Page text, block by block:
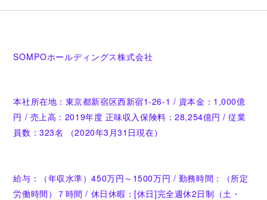
SOMPOホールディングス株式会社
本社所在地：東京都新宿区西新宿1-26-1 / 資本金：1,000億
円 / 売上高：2019年度 正味収入保険料：28,254億円 / 従業
員数：323名 （2020年3月31日現在）
給与：（年収水準）450万円～1500万円 / 勤務時間：（所定
労働時間）７時間 / 休日休暇：[休日]完全週休2日制（土・